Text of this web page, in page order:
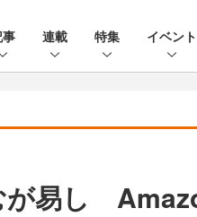
連載 特集 イベント
易し